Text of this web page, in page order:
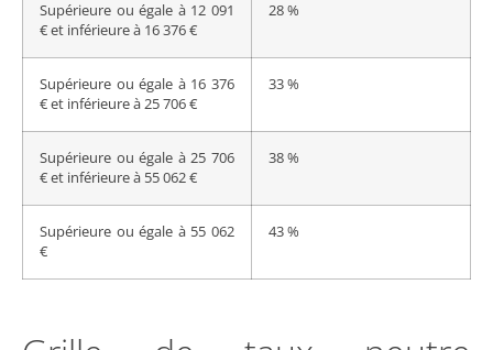
Supérieure ou égale à 12 091
€ et inférieure à 16 376 €
28 %
Supérieure ou égale à 16 376
€ et inférieure à 25 706 €
33 %
Supérieure ou égale à 25 706
€ et inférieure à 55 062 €
38 %
Supérieure ou égale à 55 062
€
43 %